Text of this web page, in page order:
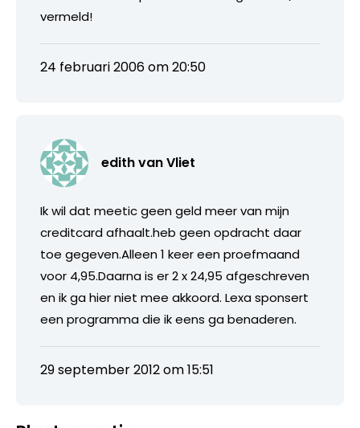
vermeld!
24 februari 2006 om 20:50
edith van Vliet
Ik wil dat meetic geen geld meer van mijn
creditcard afhaalt.heb geen opdracht daar
toe gegeven.Alleen 1 keer een proefmaand
voor 4,95.Daarna is er 2 x 24,95 afgeschreven
en ik ga hier niet mee akkoord. Lexa sponsert
een programma die ik eens ga benaderen.
29 september 2012 om 15:51